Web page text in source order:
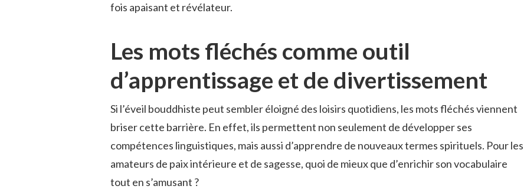
fois apaisant et révélateur.
Les mots fléchés comme outil
d’apprentissage et de divertissement
Si l’éveil bouddhiste peut sembler éloigné des loisirs quotidiens, les mots fléchés viennent
briser cette barrière. En effet, ils permettent non seulement de développer ses
compétences linguistiques, mais aussi d’apprendre de nouveaux termes spirituels. Pour les
amateurs de paix intérieure et de sagesse, quoi de mieux que d’enrichir son vocabulaire
tout en s’amusant ?